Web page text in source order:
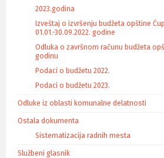
2023.godina
Izveštaj o izvršenju budžeta opštine
01.01.-30.09.2022. godine
Odluka o završnom računu budžeta
godinu
Podaci o budžetu 2022.
Podaci o budžetu 2023.
Odluke iz oblasti komunalne delatnosti
Ostala dokumenta
Sistematizacija radnih mesta
Službeni glasnik